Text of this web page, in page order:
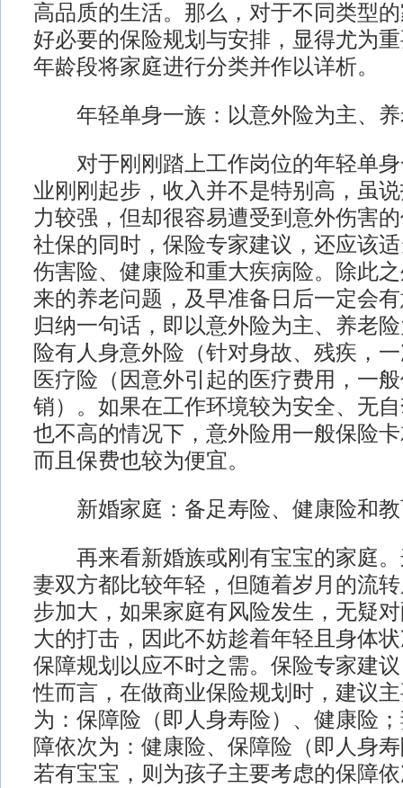
高品质的生活。那么，对于不同类型
好必要的保险规划与安排，显得尤为
年龄段将家庭进行分类并作以详析。
年轻单身一族：以意外险为主、养
对于刚刚踏上工作岗位的年轻单身
业刚刚起步，收入并不是特别高，虽
力较强，但却很容易遭受到意外伤害
社保的同时，保险专家建议，还应该
伤害险、健康险和重大疾病险。除此
来的养老问题，及早准备日后一定会
归纳一句话，即以意外险为主、养老
险有人身意外险（针对身故、残疾，
医疗险（因意外引起的医疗费用，一
销）。如果在工作环境较为安全、无
也不高的情况下，意外险用一般保险
而且保费也较为便宜。
新婚家庭：备足寿险、健康险和教
再来看新婚族或刚有宝宝的家庭。
妻双方都比较年轻，但随着岁月的流
步加大，如果家庭有风险发生，无疑
大的打击，因此不妨趁着年轻且身体
保障规划以应不时之需。保险专家建
性而言，在做商业保险规划时，建议
为：保障险（即人身寿险）、健康险
障依次为：健康险、保障险（即人身
若有宝宝，则为孩子主要考虑的保障